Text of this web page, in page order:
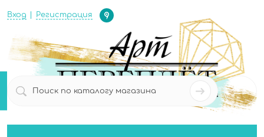
Вход Регистрация
Определение
0